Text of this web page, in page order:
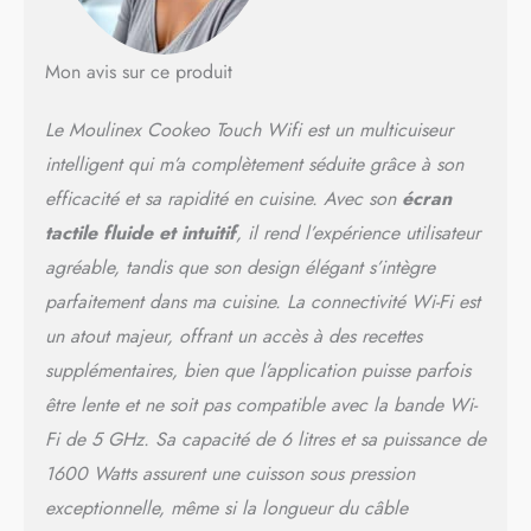
(viandes, ragoûts) et
présents dans votre
réfrigérateur ou utilisez les
REPARABILITE 15 ANS AU
JUSTE PRIX : engagement de
réparabilité 15 ans au juste
prix grâce à notre réseau de
6200 réparateurs dans le
monde, pour contribuer à la
protection de
l’environnement et à la
réduction des déchets
GAGNEZ DU TEMPS : Pas
besoin de mettre la main à la
pâte : Cookeo gère la
cuisson pour vous et
Mon avis sur ce produit
Le Moulinex Cookeo Touch Wifi est un multicuiseur
intelligent qui m’a complètement séduite grâce à son
efficacité et sa rapidité en cuisine. Avec son écran
tactile fluide et intuitif, il rend l’expérience utilisateur
agréable, tandis que son design élégant s’intègre
parfaitement dans ma cuisine. La connectivité Wi-Fi est
un atout majeur, offrant un accès à des recettes
supplémentaires, bien que l’application puisse parfois
être lente et ne soit pas compatible avec la bande Wi-
Fi de 5 GHz. Sa capacité de 6 litres et sa puissance de
1600 Watts assurent une cuisson sous pression
exceptionnelle, même si la longueur du câble